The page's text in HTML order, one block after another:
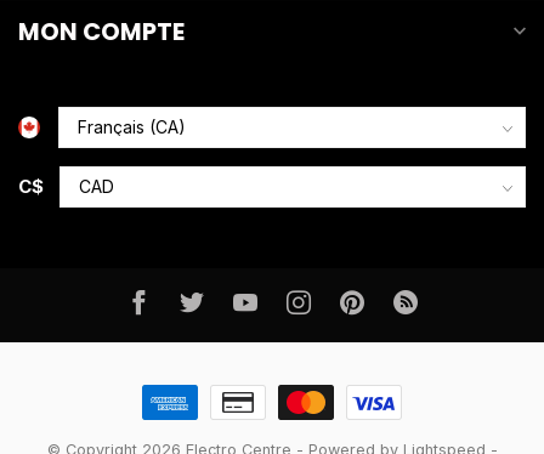
MON COMPTE
C$
© Copyright 2026 Electro Centre - Powered by Lightspeed -